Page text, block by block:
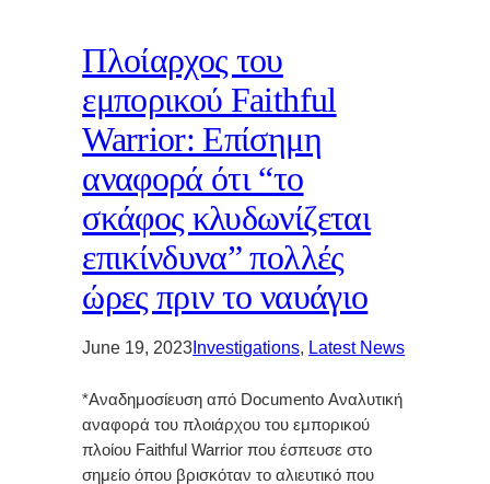
Πλοίαρχος του
εμπορικού Faithful
Warrior: Επίσημη
αναφορά ότι “το
σκάφος κλυδωνίζεται
επικίνδυνα” πολλές
ώρες πριν το ναυάγιο
June 19, 2023 Investigations, Latest News
*Αναδημοσίευση από Documento Αναλυτική
αναφορά του πλοιάρχου του εμπορικού
πλοίου Faithful Warrior που έσπευσε στο
σημείο όπου βρισκόταν το αλιευτικό που